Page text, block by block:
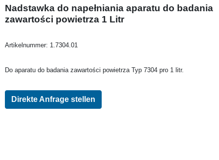
Nadstawka do napełniania aparatu do badania
zawartości powietrza 1 Litr
Artikelnummer: 1.7304.01
Do aparatu do badania zawartości powietrza Typ 7304 pro 1 litr.
Direkte Anfrage stellen